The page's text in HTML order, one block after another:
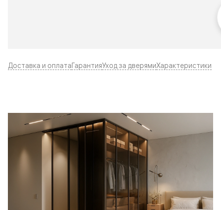
Доставка и оплатаГарантияУход за дверямиХарактеристики